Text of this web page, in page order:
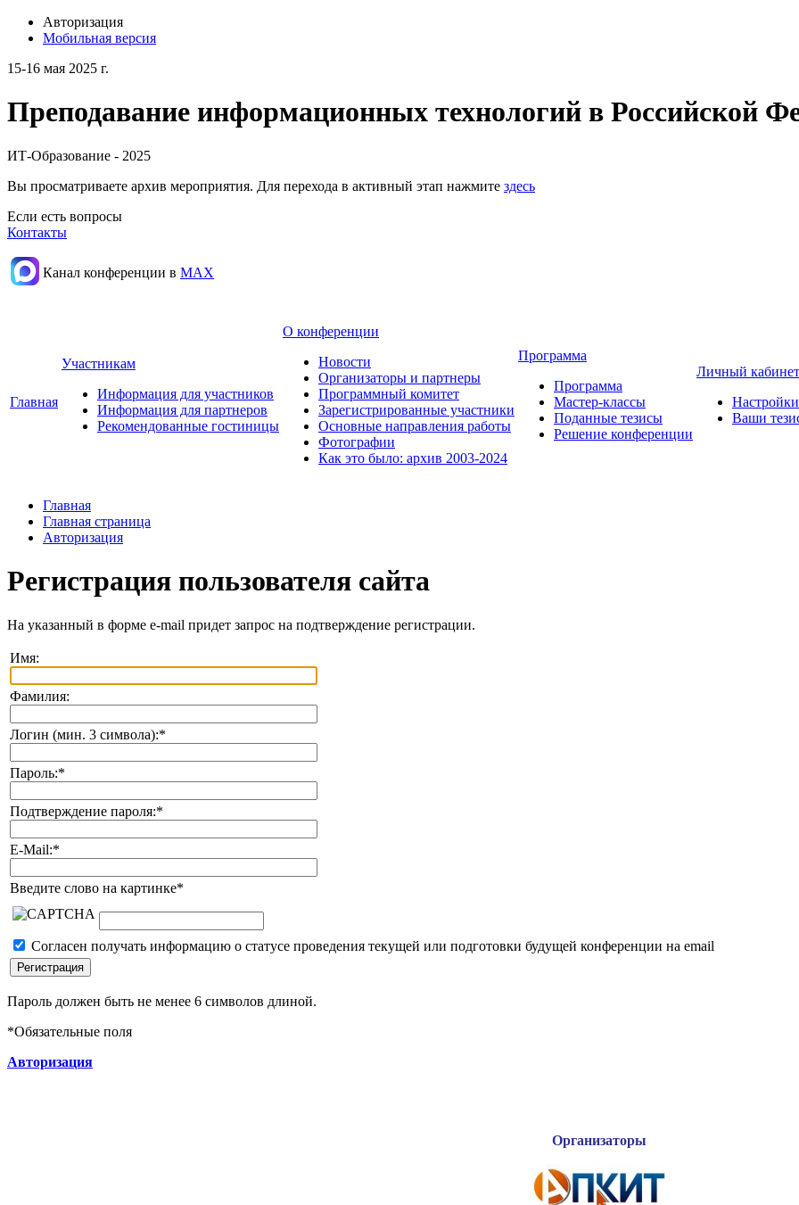
Авторизация
Мобильная версия
15-16 мая 2025 г.
Преподавание информационных технологий в Российской
ИТ-Образование - 2025
Вы просматриваете архив мероприятия. Для перехода в активный этап нажмите здесь
Если есть вопросы
Контакты
Канал конференции в МАХ
Главная
Участникам
Информация для участников
Информация для партнеров
Рекомендованные гостиницы
О конференции
Новости
Организаторы и партнеры
Программный комитет
Зарегистрированные участники
Основные направления работы
Фотографии
Как это было: архив 2003-2024
Программа
Программа
Мастер-классы
Поданные тезисы
Решение конференции
Личный кабинет
Настройки
Ваши
Главная
Главная страница
Авторизация
Регистрация пользователя сайта
На указанный в форме e-mail придет запрос на подтверждение регистрации.
Имя:
Фамилия:
Логин (мин. 3 символа):*
Пароль:*
Подтверждение пароля:*
E-Mail:*
Введите слово на картинке*
Согласен получать информацию о статусе проведения текущей или подготовки будущей конференции на email
Пароль должен быть не менее 6 символов длиной.
*Обязательные поля
Авторизация
Организаторы